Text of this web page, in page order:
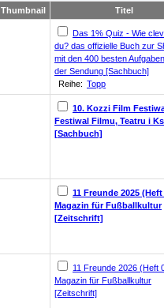
Thumbnail Titel
Das 1% Quiz - Wie
du? das offizielle Buch zur
mit den 400 besten
der Sendung [Sachbuch]
Reihe: Topp
10. Kozzi Film
Festiwal Filmu, Teatru i
[Sachbuch]
11 Freunde 2025 (Heft
Magazin für Fußballkultur
[Zeitschrift]
11 Freunde 2026 (Heft
Magazin für Fußballkultur
[Zeitschrift]